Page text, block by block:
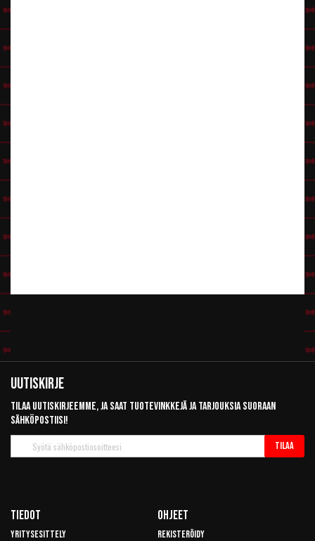
Uutiskirje
Tilaa uutiskirjeemme, ja saat tuotevinkkejä ja tarjouksia suoraan
sähköpostiisi!
uutiskirje
Tilaa
Tiedot
Yritysesittely
Ohjeet
Rekisteröidy